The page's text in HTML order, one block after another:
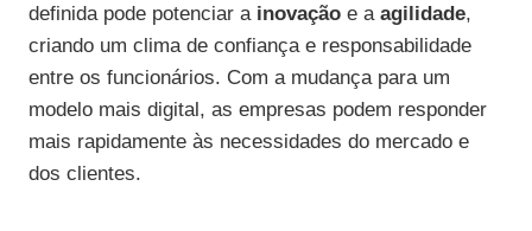
definida pode potenciar a inovação e a agilidade,
criando um clima de confiança e responsabilidade
entre os funcionários. Com a mudança para um
modelo mais digital, as empresas podem responder
mais rapidamente às necessidades do mercado e
dos clientes.